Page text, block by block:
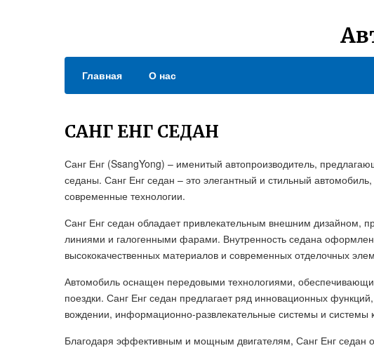
Главная О нас
САНГ ЕНГ СЕДАН
Санг Енг (SsangYong) – именитый автопроизводитель,
седаны. Санг Енг седан – это элегантный и стильный
современные технологии.
Санг Енг седан обладает привлекательным внешним дизайном,
линиями и галогенными фарами. Внутренность седана
высококачественных материалов и современных отделочных
Автомобиль оснащен передовыми технологиями,
поездки. Санг Енг седан предлагает ряд инновационных
вождении, информационно-развлекательные системы и системы
Благодаря эффективным и мощным двигателям, Санг Енг седан